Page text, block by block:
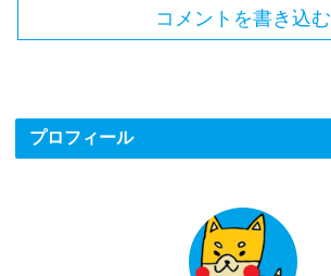
コメントを書き込む
プロフィール